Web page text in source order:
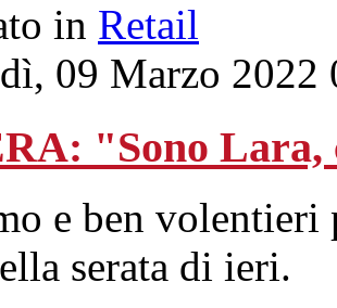
in Retail
09 Marzo 2022
"Sono Lara,
e ben
serata di ieri.